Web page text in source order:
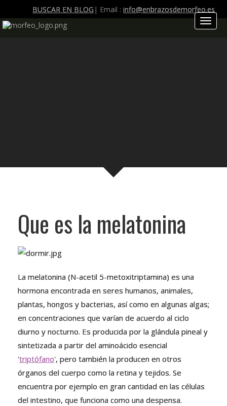
BUSCAR EN BLOG | Email : info@enbrazosdemorfeo.es
Que es la melatonina
La melatonina (N-acetil 5-metoxitriptamina) es una
hormona encontrada en seres humanos, animales,
plantas, hongos y bacterias, así como en algunas algas;
en concentraciones que varían de acuerdo al ciclo
diurno y nocturno. Es producida por la glándula pineal y
sintetizada a partir del aminoácido esencial
'triptófano', pero también la producen en otros
órganos del cuerpo como la retina y tejidos. Se
encuentra por ejemplo en gran cantidad en las células
del intestino, que funciona como una despensa.